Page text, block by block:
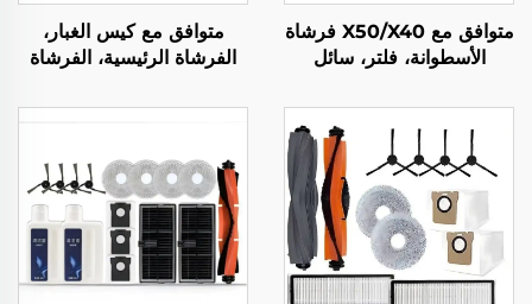
متوافق مع X50/X40 فرشاة
الأسطوانة، فلتر، سائل
Zhui Mi X50 إكسسوارات
متوافق مع كيس الغبار،
الفرشاة الرئيسية، الفرشاة
لملحقات مكنسة Dreame
L10plus/Z10pro/D10PLUS